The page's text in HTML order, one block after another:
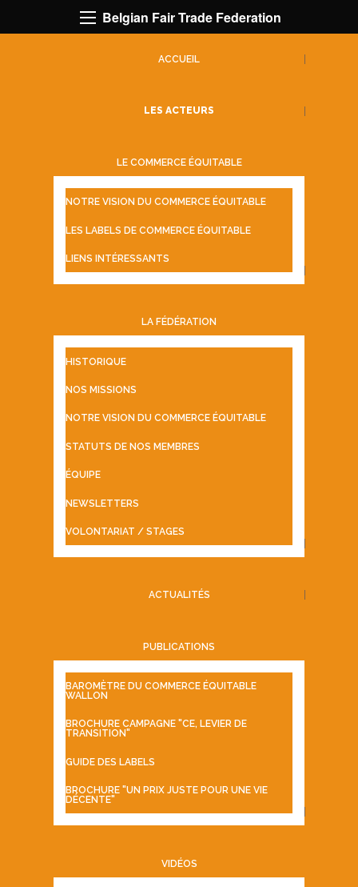
Belgian Fair Trade Federation
ACCUEIL
LES ACTEURS
LE COMMERCE ÉQUITABLE
NOTRE VISION DU COMMERCE ÉQUITABLE
LES LABELS DE COMMERCE ÉQUITABLE
LIENS INTÉRESSANTS
LA FÉDÉRATION
HISTORIQUE
NOS MISSIONS
NOTRE VISION DU COMMERCE ÉQUITABLE
STATUTS DE NOS MEMBRES
ÉQUIPE
NEWSLETTERS
VOLONTARIAT / STAGES
ACTUALITÉS
PUBLICATIONS
BAROMÈTRE DU COMMERCE ÉQUITABLE
WALLON
BROCHURE CAMPAGNE "CE, LEVIER DE
TRANSITION"
GUIDE DES LABELS
BROCHURE "UN PRIX JUSTE POUR UNE VIE
DÉCENTE"
VIDÉOS